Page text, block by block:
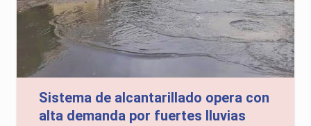
Sistema de alcantarillado opera con
alta demanda por fuertes lluvias